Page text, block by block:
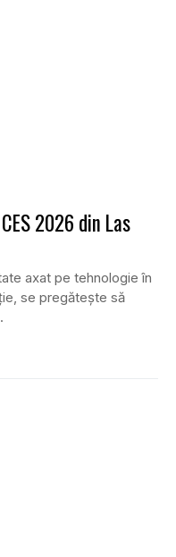
2026 din Las
axat pe tehnologie în
se pregătește să